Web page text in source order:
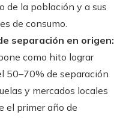
de la población y a sus
de consumo.
separación en origen:
como hito lograr
50–70% de separación
y mercados locales
el primer año de